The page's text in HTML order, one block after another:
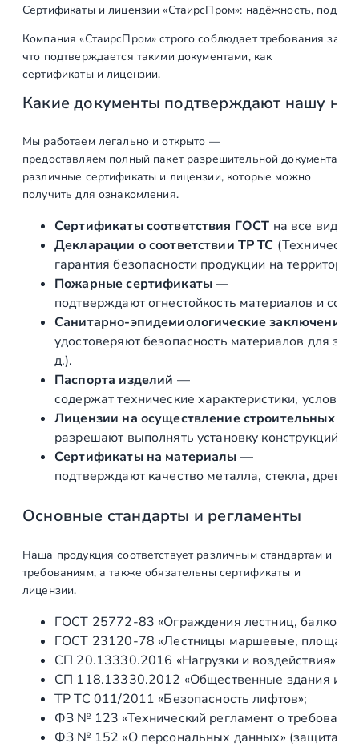
о
а
р
а
Ц
л
ь
н
о
е
а
н
е
с
у
щ
е
Сертификаты и лицензии «СтаирсПром»: надёжность,
Компания «СтаирсПром» строго соблюдает требования
что подтверждается такими документами, как
сертификаты и лицензии.
Какие документы подтверждают нашу
Мы работаем легально и открыто —
предоставляем полный пакет разрешительной
различные сертификаты и лицензии, которые можно
получить для ознакомления.
Сертификаты соответствия ГОСТ на все виды
Декларации о соответствии ТР ТС
гарантия безопасности продукции на
Пожарные сертификаты—
подтверждают огнестойкость материалов и
Санитарно‑эпидемиологические заключения
удостоверяют безопасность материалов для
д.).
Паспорта изделий —
содержат технические характеристики,
Лицензии на осуществление строительных и
разрешают выполнять установку конструкций
Сертификаты на материалы —
подтверждают качество металла, стекла,
Основные стандарты и регламенты
Наша продукция соответствует различным стандартам и
требованиям, а также обязательны сертификаты и
лицензии.
ГОСТ 25772‑83 «Ограждения лестниц,
ГОСТ 23120‑78 «Лестницы маршевые,
СП 20.13330.2016 «Нагрузки и воздействия»
СП 118.13330.2012 «Общественные здания и
ТР ТС 011/2011 «Безопасность лифтов»;
ФЗ № 123 «Технический регламент о
ФЗ № 152 «О персональных данных» (защита